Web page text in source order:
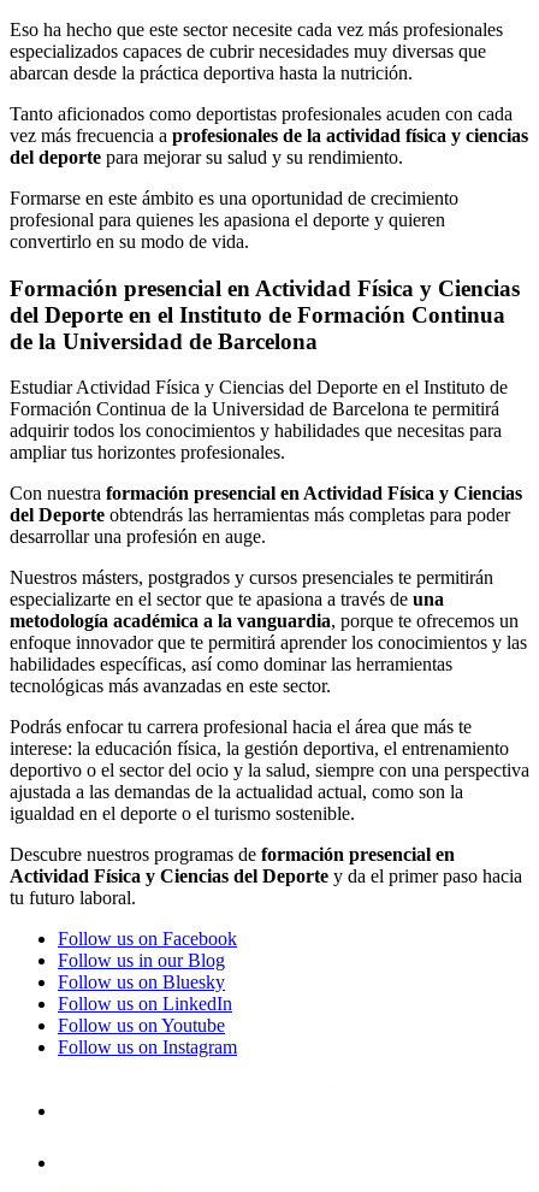
Eso ha hecho que este sector necesite cada vez más profesionales
especializados capaces de cubrir necesidades muy diversas que
abarcan desde la práctica deportiva hasta la nutrición.
Tanto aficionados como deportistas profesionales acuden con cada
vez más frecuencia a profesionales de la actividad física y ciencias
del deporte para mejorar su salud y su rendimiento.
Formarse en este ámbito es una oportunidad de crecimiento
profesional para quienes les apasiona el deporte y quieren
convertirlo en su modo de vida.
Formación presencial en Actividad Física y Ciencias
del Deporte en el Instituto de Formación Continua
de la Universidad de Barcelona
Estudiar Actividad Física y Ciencias del Deporte en el Instituto de
Formación Continua de la Universidad de Barcelona te permitirá
adquirir todos los conocimientos y habilidades que necesitas para
ampliar tus horizontes profesionales.
Con nuestra formación presencial en Actividad Física y Ciencias
del Deporte obtendrás las herramientas más completas para poder
desarrollar una profesión en auge.
Nuestros másters, postgrados y cursos presenciales te permitirán
especializarte en el sector que te apasiona a través de una
metodología académica a la vanguardia, porque te ofrecemos un
enfoque innovador que te permitirá aprender los conocimientos y las
habilidades específicas, así como dominar las herramientas
tecnológicas más avanzadas en este sector.
Podrás enfocar tu carrera profesional hacia el área que más te
interese: la educación física, la gestión deportiva, el entrenamiento
deportivo o el sector del ocio y la salud, siempre con una perspectiva
ajustada a las demandas de la actualidad actual, como son la
igualdad en el deporte o el turismo sostenible.
Descubre nuestros programas de formación presencial en
Actividad Física y Ciencias del Deporte y da el primer paso hacia
tu futuro laboral.
Follow us on Facebook
Follow us in our Blog
Follow us on Bluesky
Follow us on LinkedIn
Follow us on Youtube
Follow us on Instagram